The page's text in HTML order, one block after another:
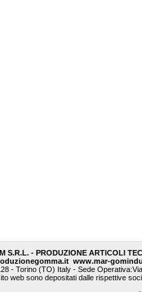
S.R.L. - PRODUZIONE ARTICOLI
www.mar-
- Torino (TO) Italy - Sede
web sono depositati dalle rispettive